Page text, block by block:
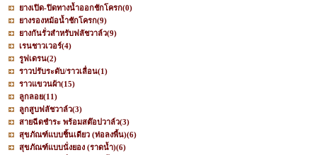
ยางเปิด-ปิดทางน้ำออกชักโครก(0)
ยางรองหม้อน้ำชักโครก(9)
ยางกันรั่วสำหรับฟลัชวาล์ว(9)
เรนชาวเวอร์(4)
รูฟเดรน(2)
ราวปรับระดับ/ราวเลื่อน(1)
ราวแขวนผ้า(15)
ลูกลอย(11)
ลูกสูบฟลัชวาล์ว(3)
สายฉีดชำระ พร้อมสต๊อปวาล์ว(3)
สุขภัณฑ์แบบชิ้นเดียว (ท่อลงพื้น)(6)
สุขภัณฑ์แบบนั่งยอง (ราดน้ำ)(6)